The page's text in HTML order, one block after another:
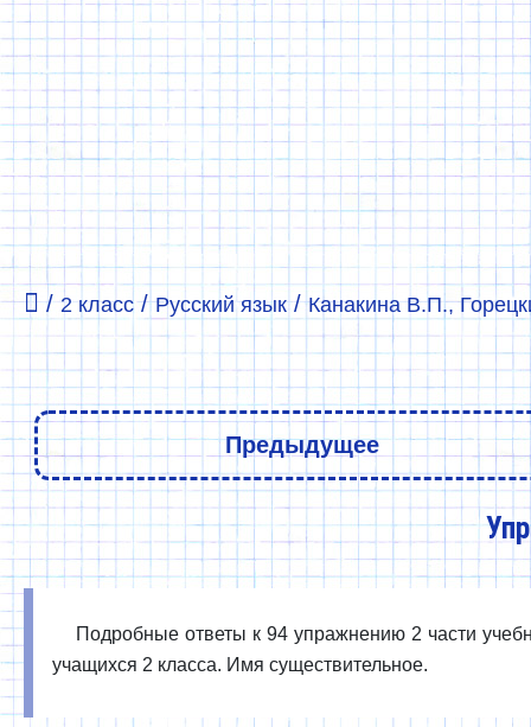
/ 2 класс/Русский язык/Канакина В.П.,
Предыдущее
Подробные ответы к 94 упражнению 2 части
учащихся 2 класса. Имя существительное.